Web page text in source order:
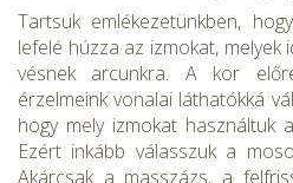
Tartsuk emlékezetünkben,
lefelé húz­za az izmokat, melyek
vésnek arcunkra. A kor
érzelmeink vonalai láthatókká
hogy mely izmokat használtuk
Ezért inkább válasszuk a
Akárcsak a masszázs, a